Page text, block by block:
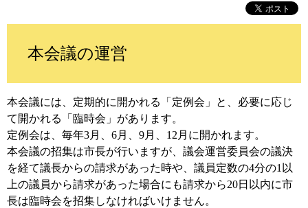
本会議の運営
本会議には、定期的に開かれる「定例会」と、必要に応じ
て開かれる「臨時会」があります。
定例会は、毎年3月、6月、9月、12月に開かれます。
本会議の招集は市長が行いますが、議会運営委員会の議決
を経て議長からの請求があった時や、議員定数の4分の1以
上の議員から請求があった場合にも請求から20日以内に市
長は臨時会を招集しなければいけません。